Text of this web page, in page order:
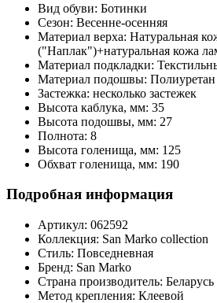
Вид обуви: Ботинки
Сезон: Весенне-осенняя
Материал верха: Натуральная
("Наплак")+натуральная кожа
Материал подкладки:
Материал подошвы:
Застежка: несколько застежек
Высота каблука, мм: 35
Высота подошвы, мм: 27
Полнота: 8
Высота голенища, мм: 125
Обхват голенища, мм: 190
Подробная информация
Артикул: 062592
Коллекция: San Marko collection
Стиль: Повседневная
Бренд: San Marko
Страна производитель: Беларусь
Метод крепления: Клеевой